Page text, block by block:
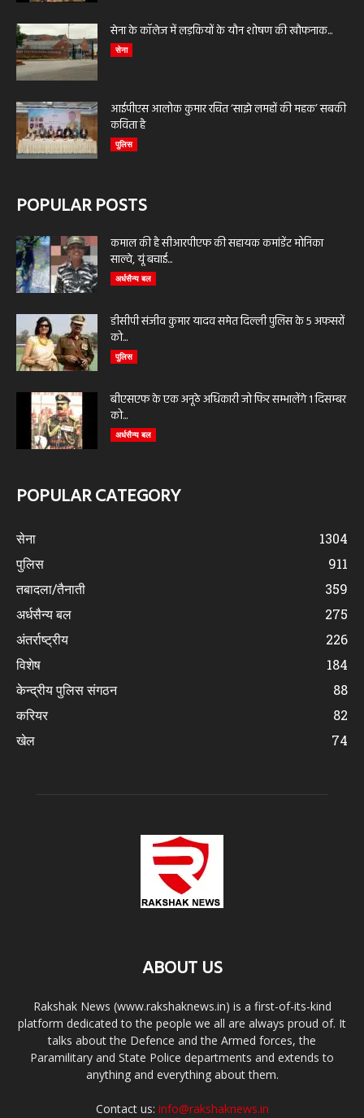
सेना के कॉलेज में लड़कियों के यौन शोषण की खौफनाक...
सेना
आईपीएस आलोक कुमार रचित ‘साझे लमहों की महक’ सबकी
कविता है
पुलिस
POPULAR POSTS
कमाल की है सीआरपीएफ की सहायक कमांडेंट मोनिका
साल्वे, यूं बचाई...
अर्धसैन्य बल
डीसीपी संजीव कुमार यादव समेत दिल्ली पुलिस के 5 अफसरों
को...
पुलिस
बीएसएफ के एक अनूठे अधिकारी जो फिर सम्भालेंगे 1 दिसम्बर
को...
अर्धसैन्य बल
POPULAR CATEGORY
सेना
1304
पुलिस
911
तबादला/तैनाती
359
अर्धसैन्य बल
275
अंतर्राष्ट्रीय
226
विशेष
184
केन्द्रीय पुलिस संगठन
88
करियर
82
खेल
74
ABOUT US
Rakshak News (www.rakshaknews.in) is a first-of-its-kind
platform dedicated to the people we all are always proud of. It
talks about the Defence and the Armed forces, the
Paramilitary and State Police departments and extends to
anything and everything about them.
Contact us: info@rakshaknews.in